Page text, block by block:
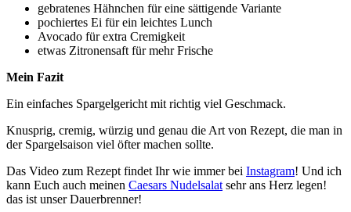
gebratenes Hähnchen für eine sättigende Variante
pochiertes Ei für ein leichtes Lunch
Avocado für extra Cremigkeit
etwas Zitronensaft für mehr Frische
Mein Fazit
Ein einfaches Spargelgericht mit richtig viel Geschmack.
Knusprig, cremig, würzig und genau die Art von Rezept, die man in
der Spargelsaison viel öfter machen sollte.
Das Video zum Rezept findet Ihr wie immer bei Instagram! Und ich
kann Euch auch meinen Caesars Nudelsalat sehr ans Herz legen!
das ist unser Dauerbrenner!